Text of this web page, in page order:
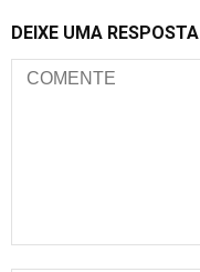
DEIXE UMA RESPOSTA